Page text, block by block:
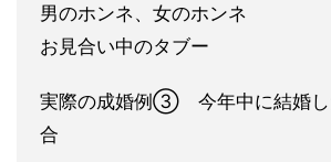
男のホンネ、女のホンネ
お見合い中のタブー
実際の成婚例③ 今年中に結婚し
合